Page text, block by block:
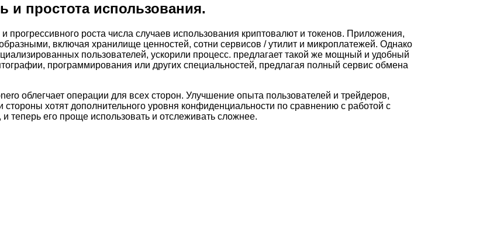
простота использования.
роста числа случаев использования криптовалют и токенов. Приложения,
включая хранилище ценностей, сотни сервисов / утилит и микроплатежей. Однако
пользователей, ускорили процесс. предлагает такой же мощный и удобный
программирования или других специальностей, предлагая полный сервис обмена
облегчает операции для всех сторон. Улучшение опыта пользователей и трейдеров,
стороны хотят дополнительного уровня конфиденциальности по сравнению с работой с
теперь его проще использовать и отслеживать сложнее.